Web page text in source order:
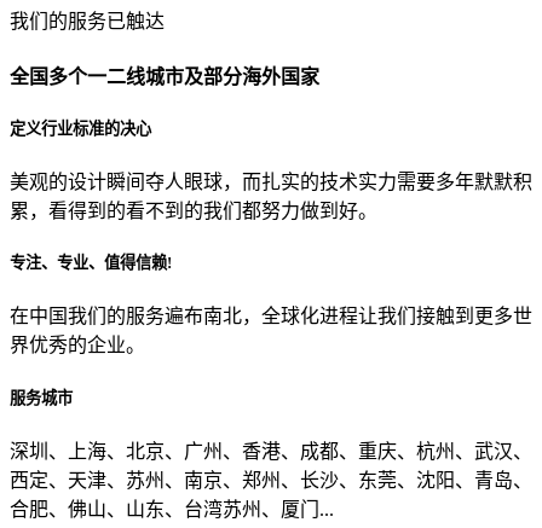
贵公司预算范围是？
贵公司的团队规模是？
目前主要的营销渠道是？
我们的服务已触达
全国多个一二线城市及部分海外国家
定义行业标准的决心
美观的设计瞬间夺人眼球，而扎实的技术实力需要多年默默积
累，看得到的看不到的我们都努力做到好。
专注、专业、值得信赖!
在中国我们的服务遍布南北，全球化进程让我们接触到更多世
界优秀的企业。
服务城市
深圳、上海、北京、广州、香港、成都、重庆、杭州、武汉、
西定、天津、苏州、南京、郑州、长沙、东莞、沈阳、青岛、
合肥、佛山、山东、台湾苏州、厦门...